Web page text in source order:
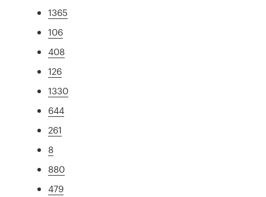
1365
106
408
126
1330
644
261
8
880
479